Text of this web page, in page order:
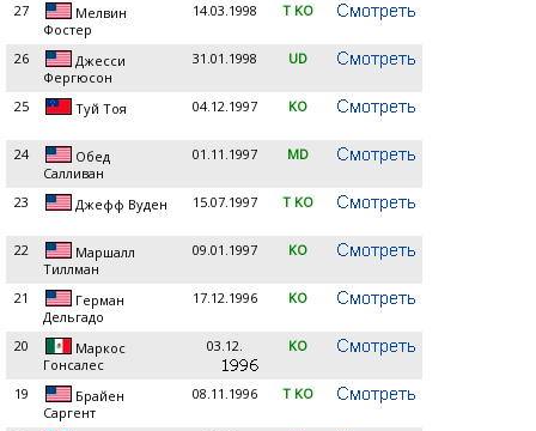
27
Мелвин
Фостер
14.03.1998 T KO
26
Джесси
Фергюсон
31.01.1998 UD
25 Туй Тоя 04.12.1997 KO
24
Обед
Салливан
01.11.1997 MD
23 Джефф Вуден 15.07.1997 T KO
22
Маршалл
Тиллман
09.01.1997 KO
21
Герман
Дельгадо
17.12.1996 KO
20
Маркос
Гонcалес
03.12. KO
19
Брайен
Саргент
08.11.1996 T KO